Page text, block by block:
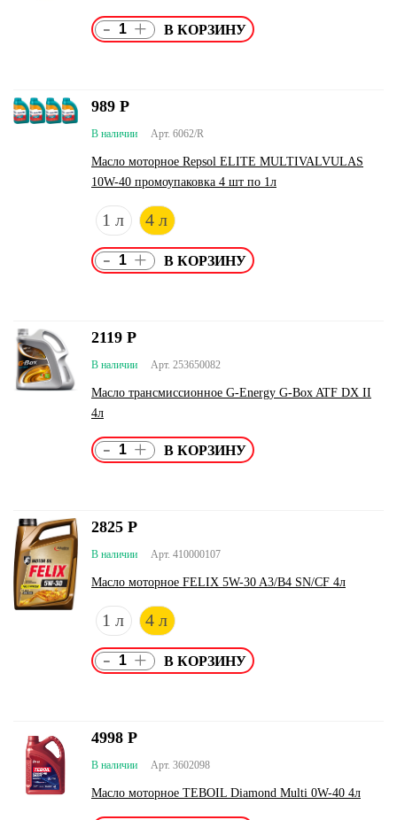
- +
Арт. 6062/R
В наличии
Масло моторное Repsol ELITE MULTIVALVULAS
10W-40 промоупаковка 4 шт по 1л
1 л 4 л
989 Р
- +
Арт. 253650082
В наличии
Масло трансмиссионное G-Energy G-Box ATF DX II
4л
2119 Р
- +
Арт. 410000107
В наличии
Масло моторное FELIX 5W-30 A3/B4 SN/CF 4л
1 л 4 л
2825 Р
- +
Арт. 3602098
В наличии
Масло моторное TEBOIL Diamond Multi 0W-40 4л
4998 Р